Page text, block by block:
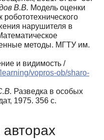
В.В. Модель оценки
робототехнического
нарушителя в
методы. МГТУ им.
и видимость /
vopros-ob/sharo-
Разведка в особых
1975. 356 с.